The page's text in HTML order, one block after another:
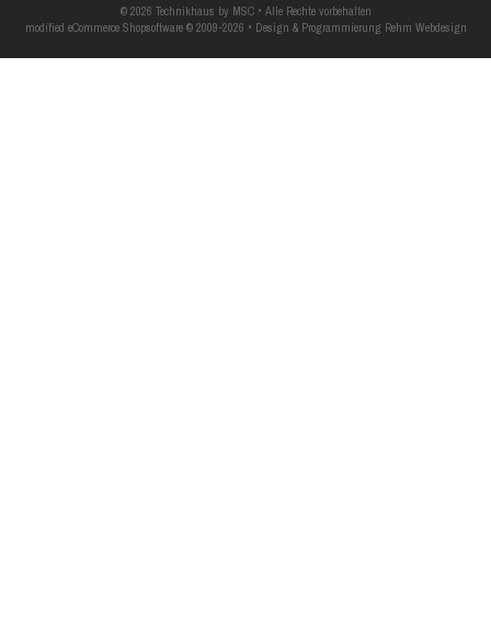
© 2026 Technikhaus by MSC • Alle Rechte vorbehalten
modified eCommerce Shopsoftware © 2009-2026 • Design & Programmierung Rehm Webdesign